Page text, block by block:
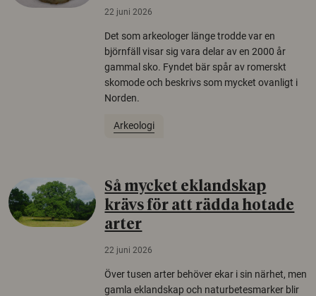
22 juni 2026
Det som arkeologer länge trodde var en
björnfäll visar sig vara delar av en 2000 år
gammal sko. Fyndet bär spår av romerskt
skomode och beskrivs som mycket ovanligt i
Norden.
Arkeologi
Så mycket eklandskap
krävs för att rädda hotade
arter
22 juni 2026
Över tusen arter behöver ekar i sin närhet, men
gamla eklandskap och naturbetesmarker blir